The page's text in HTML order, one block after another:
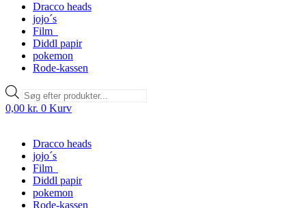
Dracco heads
jojo´s
Film
Diddl papir
pokemon
Rode-kassen
Products
search
0,00 kr. 0 Kurv
Dracco heads
jojo´s
Film
Diddl papir
pokemon
Rode-kassen